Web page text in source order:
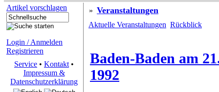
Artikel vorschlagen
Login / Anmelden
Registrieren
Service • Kontakt •
Impressum &
Datenschutzerklärung
» Veranstaltungen
Aktuelle Veranstaltungen Rückblick
Baden-Baden am
1992